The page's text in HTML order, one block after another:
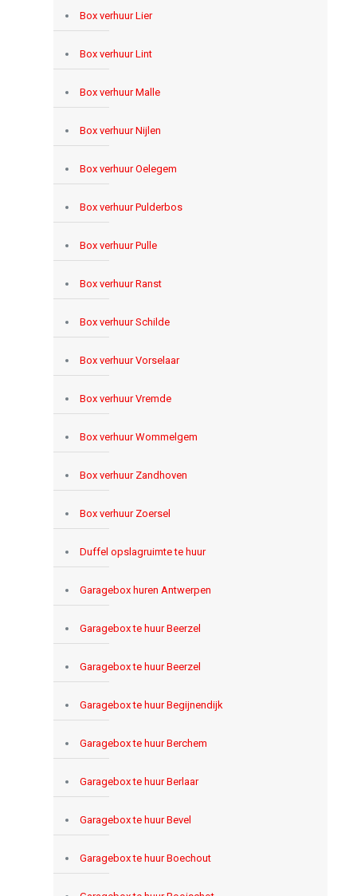
Box verhuur Lier
Box verhuur Lint
Box verhuur Malle
Box verhuur Nijlen
Box verhuur Oelegem
Box verhuur Pulderbos
Box verhuur Pulle
Box verhuur Ranst
Box verhuur Schilde
Box verhuur Vorselaar
Box verhuur Vremde
Box verhuur Wommelgem
Box verhuur Zandhoven
Box verhuur Zoersel
Duffel opslagruimte te huur
Garagebox huren Antwerpen
Garagebox te huur Beerzel
Garagebox te huur Beerzel
Garagebox te huur Begijnendijk
Garagebox te huur Berchem
Garagebox te huur Berlaar
Garagebox te huur Bevel
Garagebox te huur Boechout